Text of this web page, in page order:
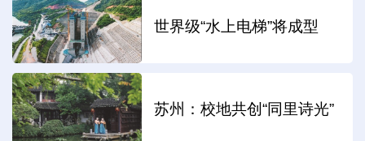
世界级“水上电梯”将成型
苏州：校地共创“同里诗光”